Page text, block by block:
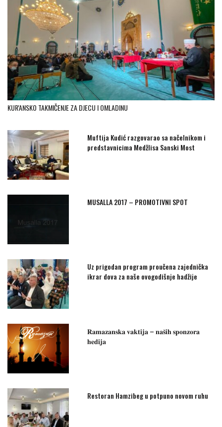
KUR'ANSKO TAKMIČENJE ZA DJECU I OMLADINU
Muftija Kudić razgovarao sa načelnikom i
predstavnicima Medžlisa Sanski Most
MUSALLA 2017 – PROMOTIVNI SPOT
Uz prigodan program proučena zajednička
ikrar dova za naše ovogodišnje hadžije
𝐑𝐚𝐦𝐚𝐳𝐚𝐧𝐬𝐤𝐚 𝐯𝐚𝐤𝐭𝐢𝐣𝐚 – 𝐧𝐚𝐬̌𝐢𝐡 𝐬𝐩𝐨𝐧𝐳𝐨𝐫𝐚
𝐡𝐞𝐝𝐢𝐣𝐚
Restoran Hamzibeg u potpuno novom ruhu